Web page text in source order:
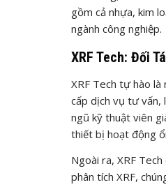
gồm cả nhựa, kim
ngành công nghiệp.
XRF Tech: Đối
XRF Tech tự hào là
cấp dịch vụ tư vấn,
ngũ kỹ thuật viên
thiết bị hoạt động
Ngoài ra, XRF
phân tích XRF,